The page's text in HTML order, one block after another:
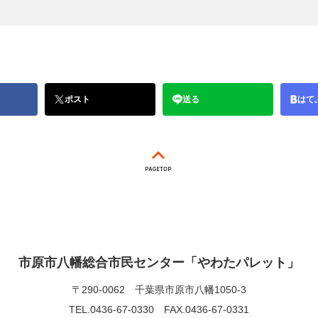
ポスト 送る はて
市原市八幡総合市民センター「やわたパレット」
〒290-0062 千葉県市原市八幡1050-3
TEL.0436-67-0330 FAX.0436-67-0331